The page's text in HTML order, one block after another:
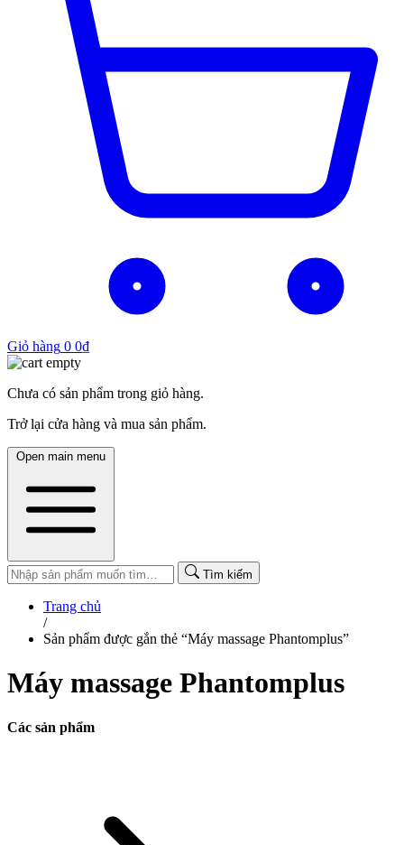
Giỏ hàng 0 0₫
Chưa có sản phẩm trong giỏ hàng.
Trở lại cửa hàng và mua sản phẩm.
Open main menu
Tìm kiếm
Trang chủ
/
Sản phẩm được gắn thẻ “Máy massage Phantomplus”
Máy massage Phantomplus
Các sản phẩm